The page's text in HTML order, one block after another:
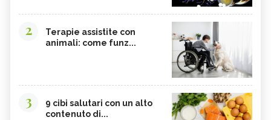
2
Terapie assistite con
animali: come funz...
3
9 cibi salutari con un alto
contenuto di...